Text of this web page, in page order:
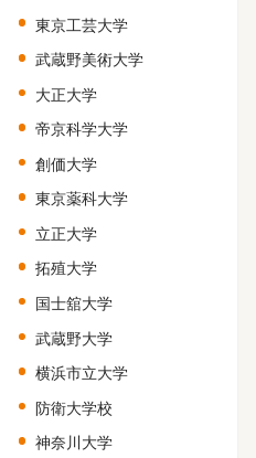
東京工芸大学
武蔵野美術大学
大正大学
帝京科学大学
創価大学
東京薬科大学
立正大学
拓殖大学
国士舘大学
武蔵野大学
横浜市立大学
防衛大学校
神奈川大学